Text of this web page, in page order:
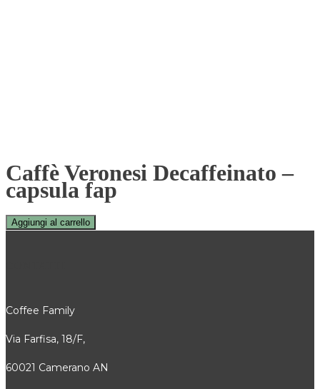
Caffè Veronesi Decaffeinato –
capsula fap
Aggiungi al carrello
Coffee Family
Via Farfisa, 18/F,
60021 Camerano AN